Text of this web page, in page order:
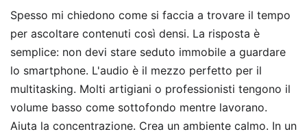
Spesso mi chiedono come si faccia a trovare il tempo
per ascoltare contenuti così densi. La risposta è
semplice: non devi stare seduto immobile a guardare
lo smartphone. L'audio è il mezzo perfetto per il
multitasking. Molti artigiani o professionisti tengono il
volume basso come sottofondo mentre lavorano.
Aiuta la concentrazione. Crea un ambiente calmo. In un